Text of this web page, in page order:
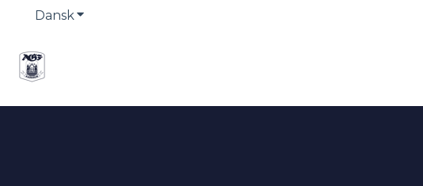
DanskVis undermenu for oversættelser